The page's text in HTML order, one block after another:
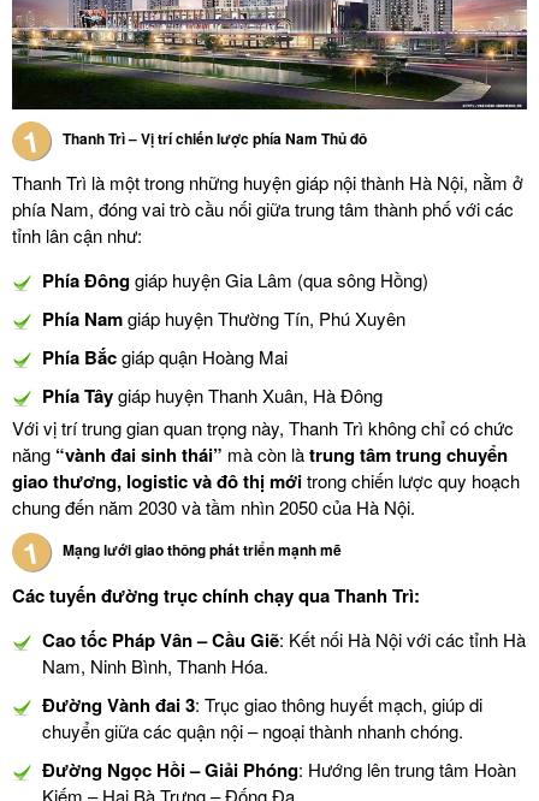
Thanh Trì – Vị trí chiến lược phía Nam Thủ đô
Thanh Trì là một trong những huyện giáp nội thành Hà Nội, nằm ở
phía Nam, đóng vai trò cầu nối giữa trung tâm thành phố với các
tỉnh lân cận như:
Phía Đônggiáp huyện Gia Lâm (qua sông Hồng)
Phía Namgiáp huyện Thường Tín, Phú Xuyên
Phía Bắcgiáp quận Hoàng Mai
Phía Tâygiáp huyện Thanh Xuân, Hà Đông
Với vị trí trung gian quan trọng này, Thanh Trì không chỉ có chức
năng “vành đai sinh thái” mà còn làtrung tâm trung chuyển
giao thương, logistic và đô thị mớitrong chiến lược quy hoạch
chung đến năm 2030 và tầm nhìn 2050 của Hà Nội.
Mạng lưới giao thông phát triển mạnh mẽ
Các tuyến đường trục chính chạy qua Thanh Trì:
Cao tốc Pháp Vân – Cầu Giẽ: Kết nối Hà Nội với các tỉnh Hà
Nam, Ninh Bình, Thanh Hóa.
Đường Vành đai 3: Trục giao thông huyết mạch, giúp di
chuyển giữa các quận nội – ngoại thành nhanh chóng.
Đường Ngọc Hồi – Giải Phóng: Hướng lên trung tâm Hoàn
Kiếm – Hai Bà Trưng – Đống Đa.